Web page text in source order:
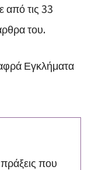
από τις 33
του.
Εγκλήματα
πράξεις που